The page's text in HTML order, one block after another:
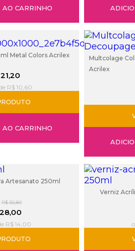
AO CARRINHO
Metal Colors Acrilex
R$ 10,60
AO CARRINHO
Multcolage
Acrilex
Artesanato 250ml
R$ 32,80
R$ 14,00
Verniz